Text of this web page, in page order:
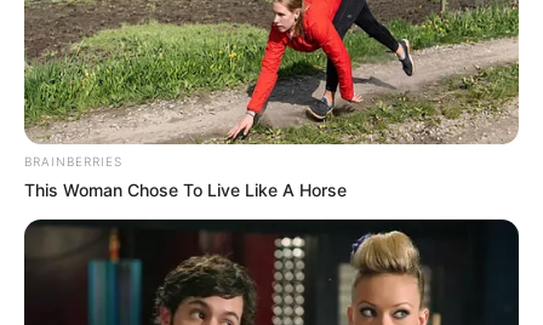
VÍDEO: ALCOLUMBRE TOMA
ATITUDE DECISIVA QUE PODE
MELAR PLANO DE LULA
ENVOLVENDO STF